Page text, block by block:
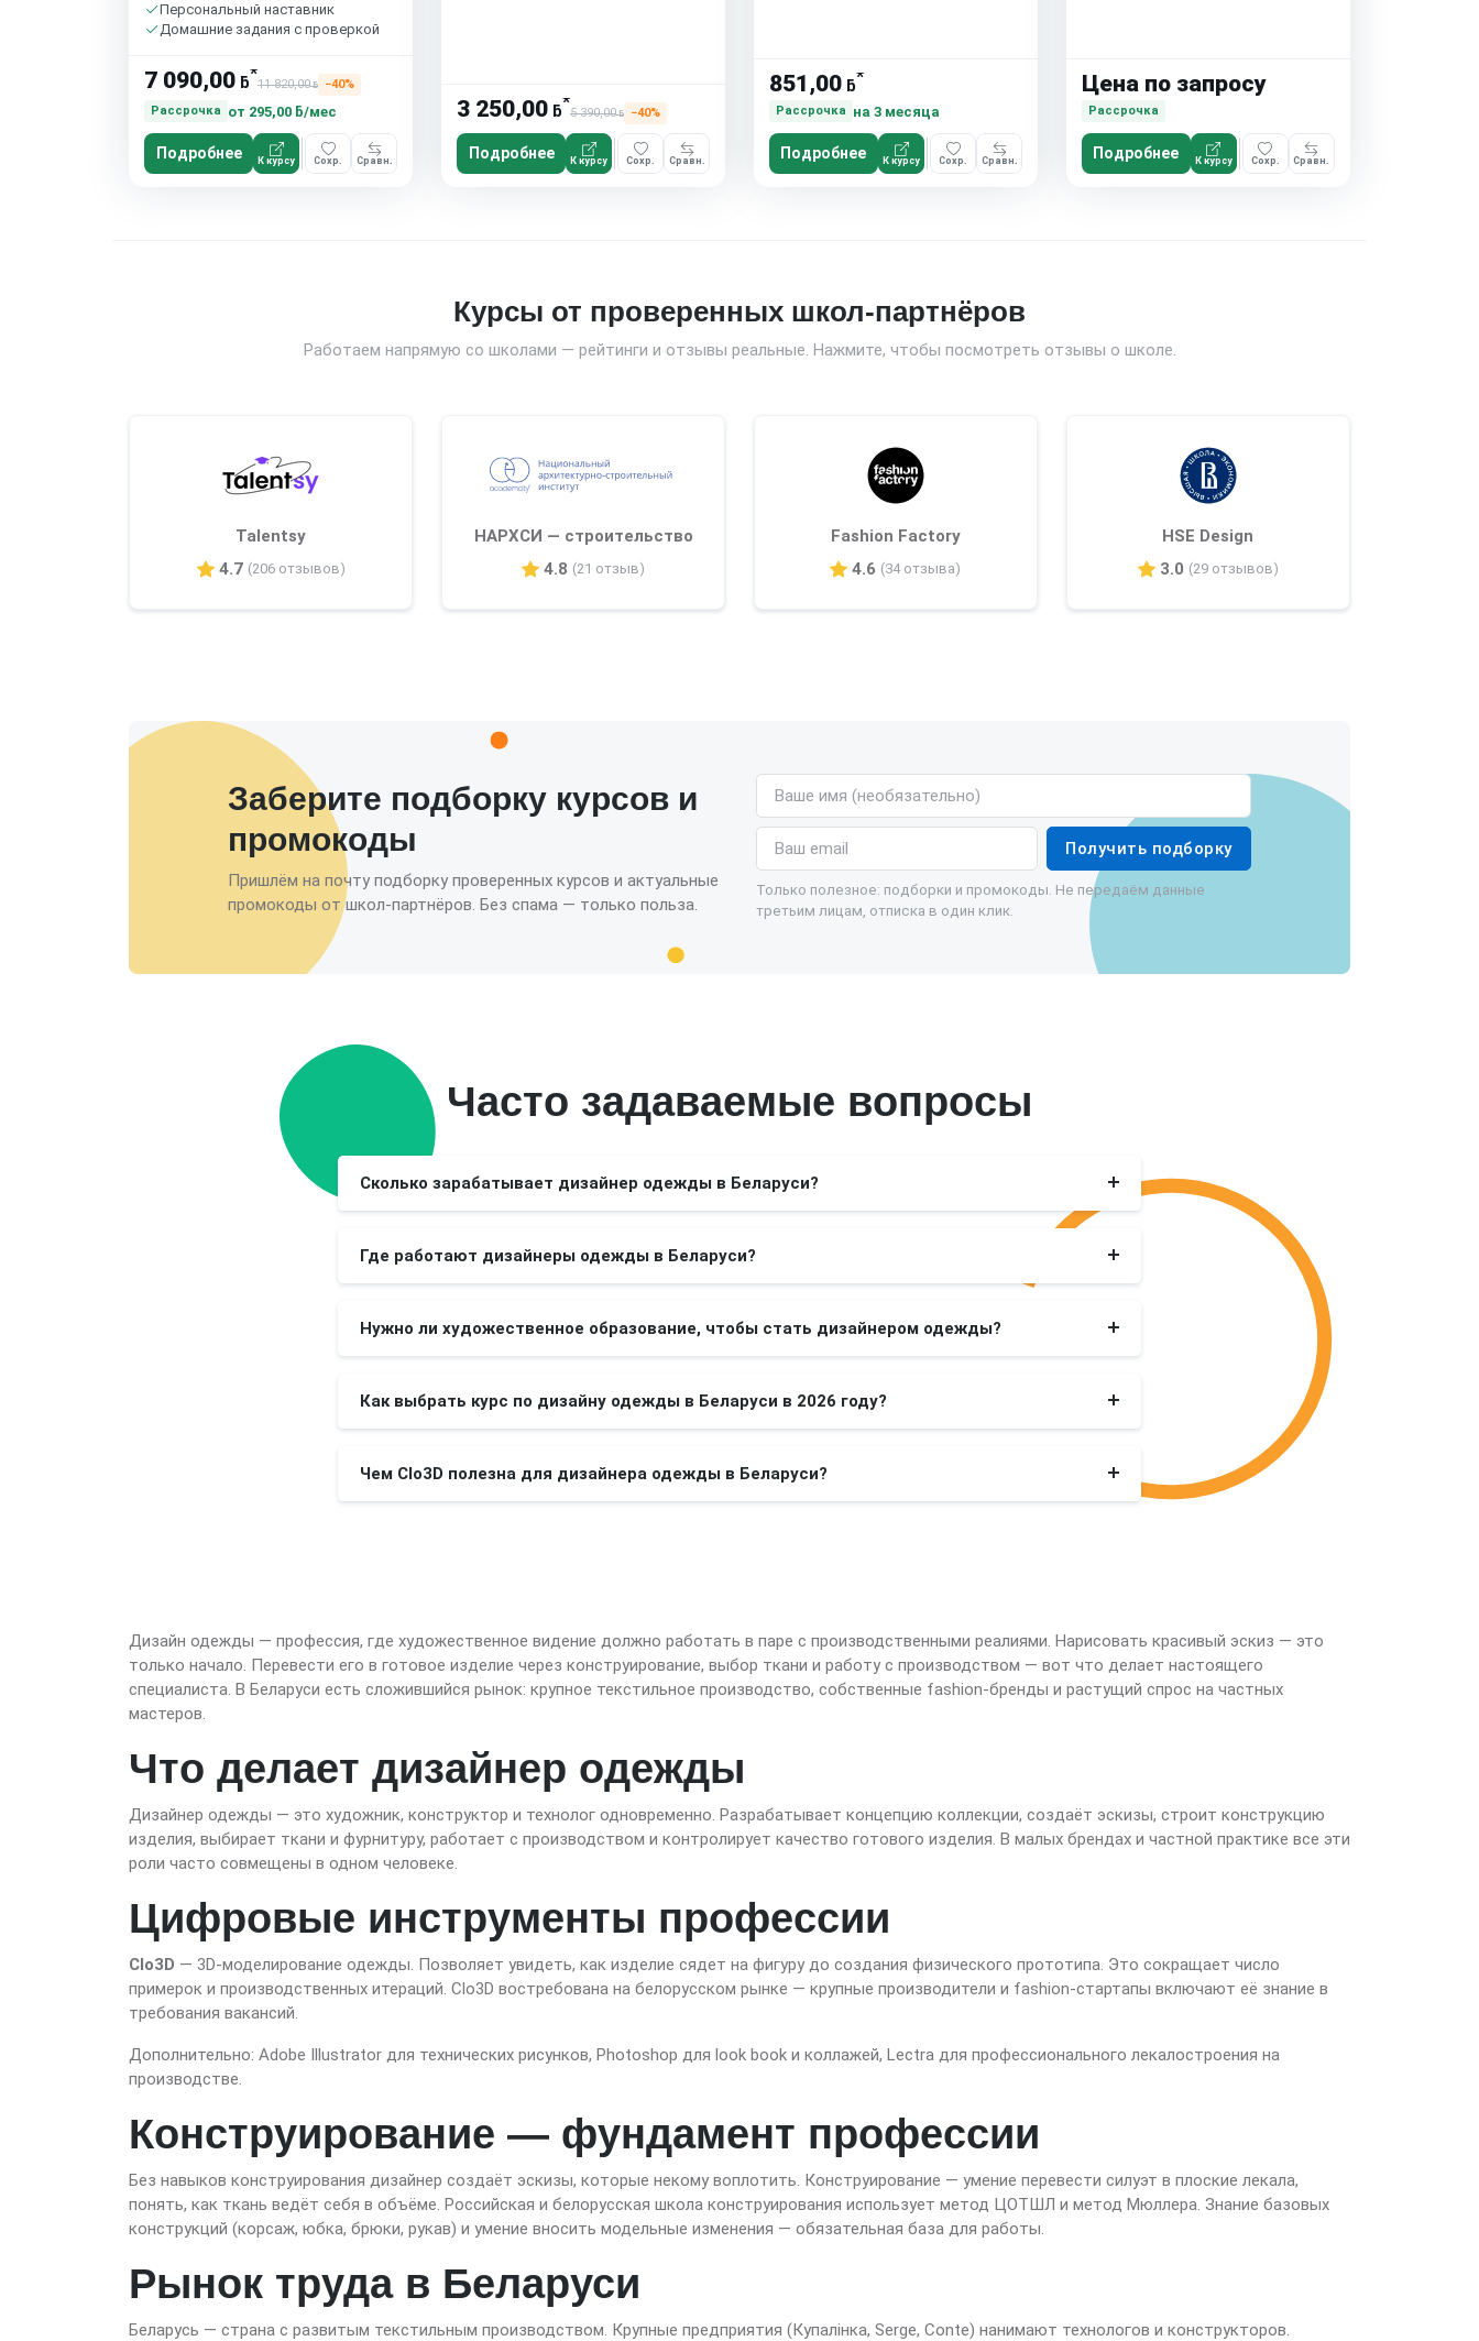
Персональный наставник
Домашние задания с проверкой
7 090,00 ƃ*
11 820,00ƃ
−40%
Рассрочка
от 295,00 ƃ/мес
Подробнее К курсу Сохр. Сравн.
3 250,00ƃ*
5 390,00ƃ −40%
Подробнее К курсу Сохр. Сравн.
851,00ƃ*
Рассрочка на 3 месяца
Подробнее К курсу Сохр. Сравн.
Цена по запросу
Рассрочка
Подробнее К курсу Сохр. Сравн.
Курсы от проверенных школ-партнёров
Работаем напрямую со школами — рейтинги и отзывы реальные. Нажмите, чтобы посмотреть отзывы о школе.
Talentsy
4.7 (206 отзывов)
НАРХСИ — строительство
4.8 (21 отзыв)
Fashion Factory
4.6 (34 отзыва)
HSE Design
3.0 (29 отзывов)
Заберите подборку курсов и
промокоды
Пришлём на почту подборку проверенных курсов и актуальные
промокоды от школ-партнёров. Без спама — только польза.
Имя (необязательно)
Email
Получить подборку
Только полезное: подборки и промокоды. Не передаём данные
третьим лицам, отписка в один клик.
Часто задаваемые вопросы
Сколько зарабатывает дизайнер одежды в Беларуси?
Где работают дизайнеры одежды в Беларуси?
Нужно ли художественное образование, чтобы стать дизайнером одежды?
Как выбрать курс по дизайну одежды в Беларуси в 2026 году?
Чем Clo3D полезна для дизайнера одежды в Беларуси?
Дизайн одежды — профессия, где художественное видение должно работать в паре с производственными реалиями. Нарисовать красивый эскиз — это
только начало. Перевести его в готовое изделие через конструирование, выбор ткани и работу с производством — вот что делает настоящего
специалиста. В Беларуси есть сложившийся рынок: крупное текстильное производство, собственные fashion-бренды и растущий спрос на частных
мастеров.
Что делает дизайнер одежды
Дизайнер одежды — это художник, конструктор и технолог одновременно. Разрабатывает концепцию коллекции, создаёт эскизы, строит конструкцию
изделия, выбирает ткани и фурнитуру, работает с производством и контролирует качество готового изделия. В малых брендах и частной практике все эти
роли часто совмещены в одном человеке.
Цифровые инструменты профессии
Clo3D — 3D-моделирование одежды. Позволяет увидеть, как изделие сядет на фигуру до создания физического прототипа. Это сокращает число
примерок и производственных итераций. Clo3D востребована на белорусском рынке — крупные производители и fashion-стартапы включают её знание в
требования вакансий.
Дополнительно: Adobe Illustrator для технических рисунков, Photoshop для look book и коллажей, Lectra для профессионального лекалостроения на
производстве.
Конструирование — фундамент профессии
Без навыков конструирования дизайнер создаёт эскизы, которые некому воплотить. Конструирование — умение перевести силуэт в плоские лекала,
понять, как ткань ведёт себя в объёме. Российская и белорусская школа конструирования использует метод ЦОТШЛ и метод Мюллера. Знание базовых
конструкций (корсаж, юбка, брюки, рукав) и умение вносить модельные изменения — обязательная база для работы.
Рынок труда в Беларуси
Беларусь — страна с развитым текстильным производством. Крупные предприятия (Купалінка, Serge, Conte) нанимают технологов и конструкторов.